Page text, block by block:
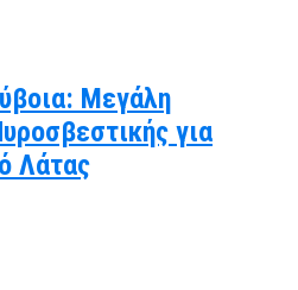
Μεγάλη
για
Λάτας